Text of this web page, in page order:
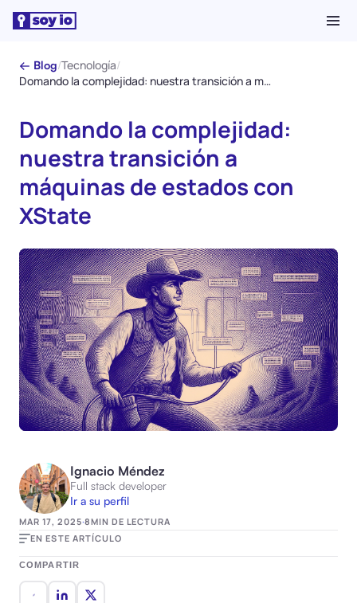
← Blog/Tecnología/
Domando la complejidad: nuestra transición a máquinas de estados con XState
Domando la complejidad:
nuestra transición a
máquinas de estados con
XState
Ignacio Méndez
Full stack developer
Ir a su perfil
MAR 17, 2025·8MIN DE LECTURA
EN ESTE ARTÍCULO
COMPARTIR